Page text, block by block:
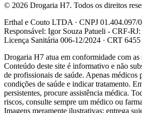
© 2026 Drogaria H7. Todos os direitos
Erthal e Couto LTDA · CNPJ 01.404.097/
Responsável: Igor Souza Patueli - CRF-
Licença Sanitária 006-12/2024 · CRT 6455
Drogaria H7 atua em conformidade com as
Conteúdo deste site é informativo e não
de profissionais de saúde. Apenas médicos
condições de saúde e indicar tratamento.
persistentes, procure assistência médica.
riscos, consulte sempre um médico ou
Imagens meramente ilustrativas; entrega